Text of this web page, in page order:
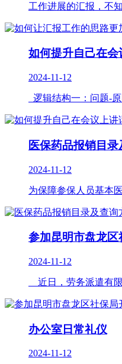
工作进展的汇报，不
如何提升自己在会
2024-11-12
逻辑结构一：问题-
医保药品报销目
2024-11-12
为保障参保人员基本
参加昆明市盘龙区
2024-11-12
近日，劳务派遣有限
办公室日常礼仪
2024-11-12